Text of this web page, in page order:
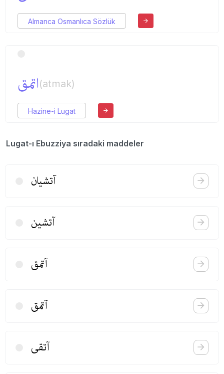
Almanca Osmanlıca Sözlük
اتمق(atmak)
Hazine-i Lugat
Lugat-ı Ebuzziya sıradaki maddeler
آتشیان
آتشین
آتمق
آتمق
آتقی